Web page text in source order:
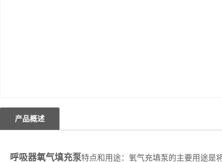
产品概述
呼吸器氧气填充泵特点和用途：氧气充填泵的主要用途是